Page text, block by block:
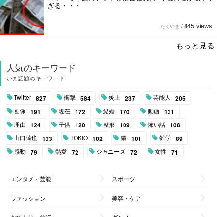
ぎる・・・
たくやま / 845 views
もっと見る
人気のキーワード
いま話題のキーワード
Twitter 827 衝撃 584 炎上 237 芸能人 205
画像 191 現在 172 結婚 170 動画 131
理由 124 子供 120 整形 109 怖い話 108
山口達也 103 TOKIO 102 猫 101 雑学 89
感動 79 熱愛 72 ジャニーズ 72 女性 71
エンタメ・芸能 スポーツ
ファッション 美容・ケア